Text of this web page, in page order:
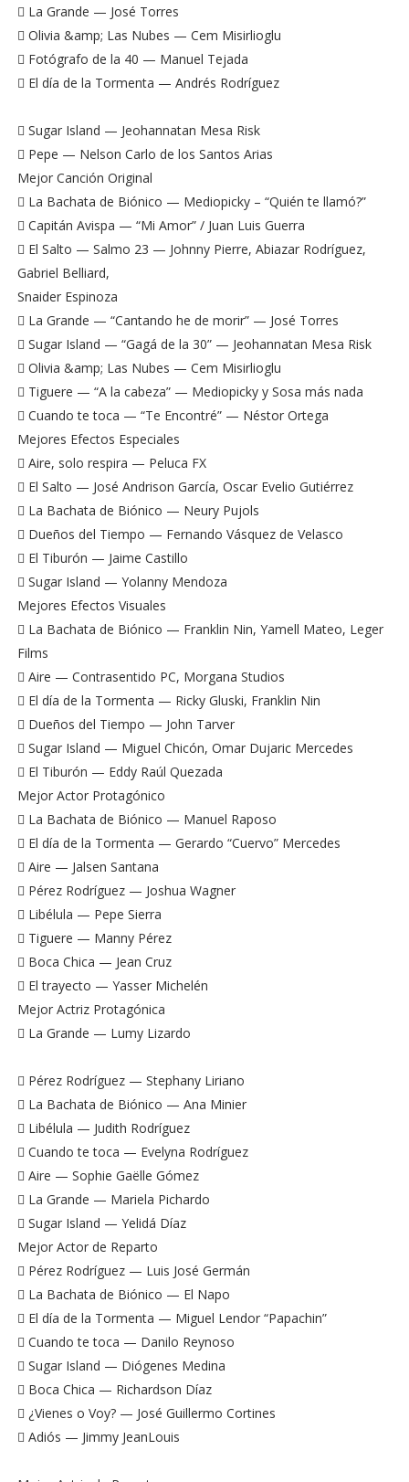
 La Grande — José Torres
 Olivia &amp; Las Nubes — Cem Misirlioglu
 Fotógrafo de la 40 — Manuel Tejada
 El día de la Tormenta — Andrés Rodríguez
 Sugar Island — Jeohannatan Mesa Risk
 Pepe — Nelson Carlo de los Santos Arias
Mejor Canción Original
 La Bachata de Biónico — Mediopicky – “Quién te llamó?”
 Capitán Avispa — “Mi Amor” / Juan Luis Guerra
 El Salto — Salmo 23 — Johnny Pierre, Abiazar Rodríguez,
Gabriel Belliard,
Snaider Espinoza
 La Grande — “Cantando he de morir” — José Torres
 Sugar Island — “Gagá de la 30” — Jeohannatan Mesa Risk
 Olivia &amp; Las Nubes — Cem Misirlioglu
 Tiguere — “A la cabeza” — Mediopicky y Sosa más nada
 Cuando te toca — “Te Encontré” — Néstor Ortega
Mejores Efectos Especiales
 Aire, solo respira — Peluca FX
 El Salto — José Andrison García, Oscar Evelio Gutiérrez
 La Bachata de Biónico — Neury Pujols
 Dueños del Tiempo — Fernando Vásquez de Velasco
 El Tiburón — Jaime Castillo
 Sugar Island — Yolanny Mendoza
Mejores Efectos Visuales
 La Bachata de Biónico — Franklin Nin, Yamell Mateo, Leger
Films
 Aire — Contrasentido PC, Morgana Studios
 El día de la Tormenta — Ricky Gluski, Franklin Nin
 Dueños del Tiempo — John Tarver
 Sugar Island — Miguel Chicón, Omar Dujaric Mercedes
 El Tiburón — Eddy Raúl Quezada
Mejor Actor Protagónico
 La Bachata de Biónico — Manuel Raposo
 El día de la Tormenta — Gerardo “Cuervo” Mercedes
 Aire — Jalsen Santana
 Pérez Rodríguez — Joshua Wagner
 Libélula — Pepe Sierra
 Tiguere — Manny Pérez
 Boca Chica — Jean Cruz
 El trayecto — Yasser Michelén
Mejor Actriz Protagónica
 La Grande — Lumy Lizardo
 Pérez Rodríguez — Stephany Liriano
 La Bachata de Biónico — Ana Minier
 Libélula — Judith Rodríguez
 Cuando te toca — Evelyna Rodríguez
 Aire — Sophie Gaëlle Gómez
 La Grande — Mariela Pichardo
 Sugar Island — Yelidá Díaz
Mejor Actor de Reparto
 Pérez Rodríguez — Luis José Germán
 La Bachata de Biónico — El Napo
 El día de la Tormenta — Miguel Lendor “Papachin”
 Cuando te toca — Danilo Reynoso
 Sugar Island — Diógenes Medina
 Boca Chica — Richardson Díaz
 ¿Vienes o Voy? — José Guillermo Cortines
 Adiós — Jimmy JeanLouis